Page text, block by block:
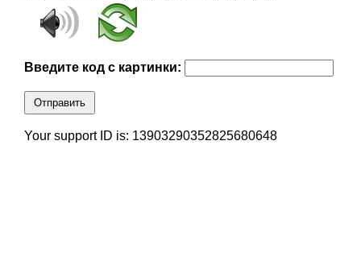
Введите код с картинки:
Отправить
Your support ID is: 13903290352825680648